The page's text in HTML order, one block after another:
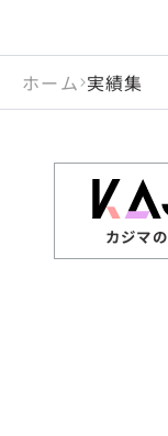
ホーム 実績集
カジマの